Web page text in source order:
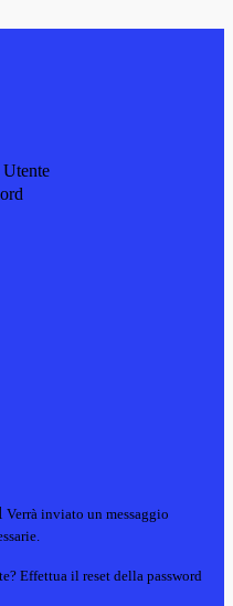
Verrà inviato un messaggio
Effettua il reset della password